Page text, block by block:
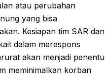
atau perubahan
yang bisa
Kesiapan tim SAR dan
dalam merespons
akan menjadi penentu
meminimalkan korban